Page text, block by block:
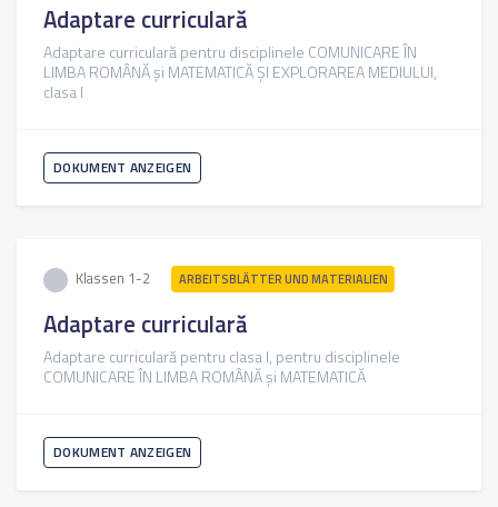
Adaptare curriculară
Adaptare curriculară pentru disciplinele COMUNICARE ÎN
LIMBA ROMÂNĂ și MATEMATICĂ ȘI EXPLORAREA MEDIULUI,
clasa I
DOKUMENT ANZEIGEN
Klassen 1-2 ARBEITSBLÄTTER UND MATERIALIEN
Adaptare curriculară
Adaptare curriculară pentru clasa I, pentru disciplinele
COMUNICARE ÎN LIMBA ROMÂNĂ și MATEMATICĂ
DOKUMENT ANZEIGEN